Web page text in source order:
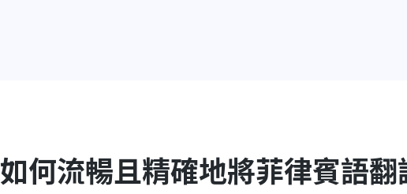
如何流暢且精確地將菲律賓語